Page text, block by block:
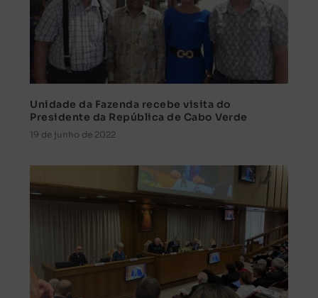
Unidade da Fazenda recebe visita do
Presidente da República de Cabo Verde
19 de junho de 2022